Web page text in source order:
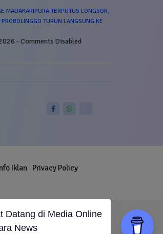
MADAKARIPURA TERPUTUS LONGSOR,
TURUN LANGSUNG KE
- Comments Disabled
Iklan
Privacy Policy